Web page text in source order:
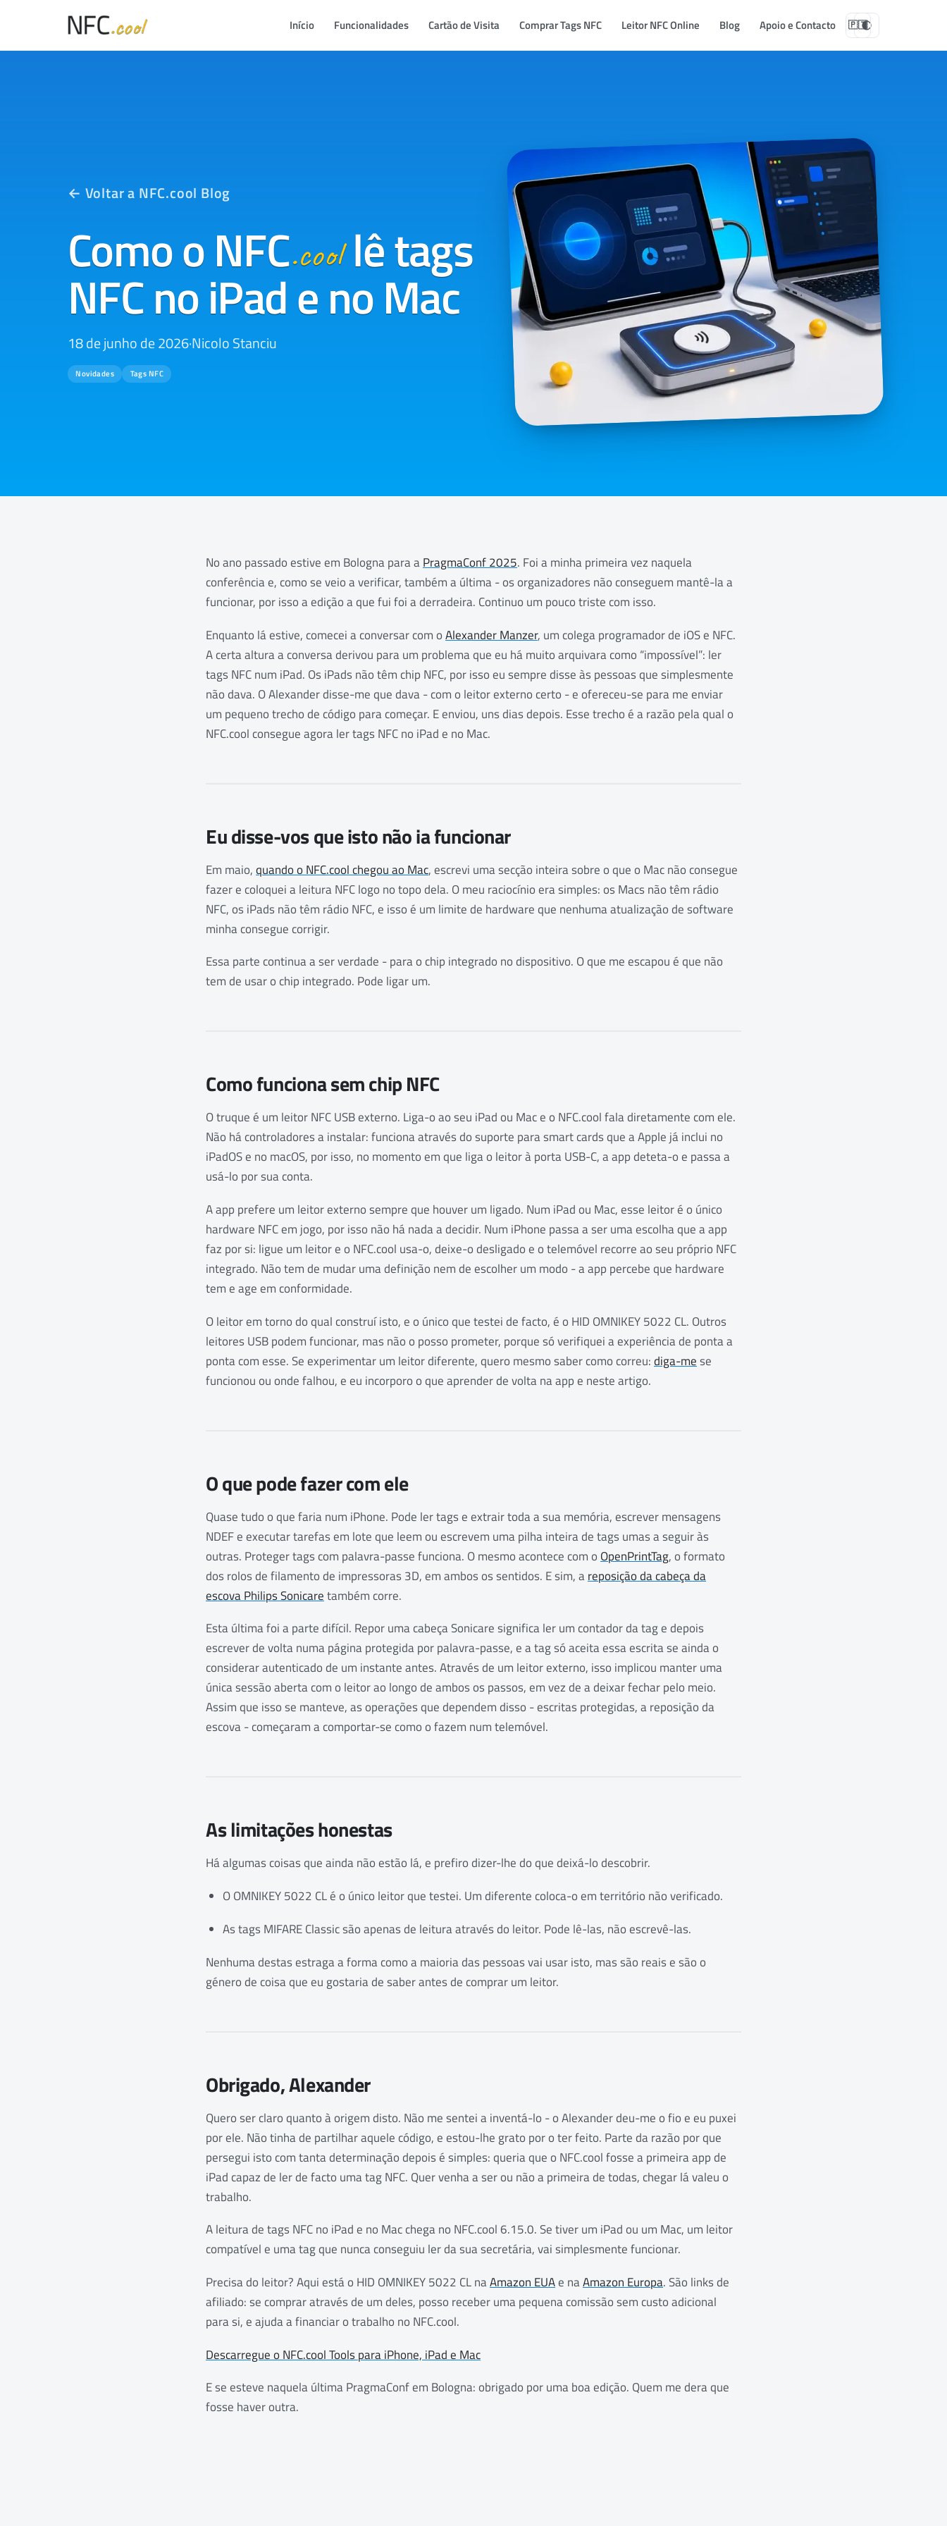
Início Funcionalidades Cartão de Visita Comprar Tags NFC Leitor NFC Online Blog Apoio e Contacto 🇵🇹
← Voltar a NFC.cool Blog
Como oNFC.coollê tags
NFC no iPad e no Mac
18 de junho de 2026·Nicolo Stanciu
Novidades Tags NFC
No ano passado estive em Bologna para aPragmaConf 2025. Foi a minha primeira vez naquela
conferência e, como se veio a verificar, também a última - os organizadores não conseguem mantê-la a
funcionar, por isso a edição a que fui foi a derradeira. Continuo um pouco triste com isso.
Enquanto lá estive, comecei a conversar com oAlexander Manzer, um colega programador de iOS e NFC.
A certa altura a conversa derivou para um problema que eu há muito arquivara como “impossível”: ler
tags NFC num iPad. Os iPads não têm chip NFC, por isso eu sempre disse às pessoas que simplesmente
não dava. O Alexander disse-me que dava - com o leitor externo certo - e ofereceu-se para me enviar
um pequeno trecho de código para começar. E enviou, uns dias depois. Esse trecho é a razão pela qual o
NFC.cool consegue agora ler tags NFC no iPad e no Mac.
Eu disse-vos que isto não ia funcionar
Em maio,quando o NFC.cool chegou ao Mac, escrevi uma secção inteira sobre o que o Mac não consegue
fazer e coloquei a leitura NFC logo no topo dela. O meu raciocínio era simples: os Macs não têm rádio
NFC, os iPads não têm rádio NFC, e isso é um limite de hardware que nenhuma atualização de software
minha consegue corrigir.
Essa parte continua a ser verdade - para o chip integrado no dispositivo. O que me escapou é que não
tem de usar o chip integrado. Pode ligar um.
Como funciona sem chip NFC
O truque é um leitor NFC USB externo. Liga-o ao seu iPad ou Mac e o NFC.cool fala diretamente com ele.
Não há controladores a instalar: funciona através do suporte para smart cards que a Apple já inclui no
iPadOS e no macOS, por isso, no momento em que liga o leitor à porta USB-C, a app deteta-o e passa a
usá-lo por sua conta.
A app prefere um leitor externo sempre que houver um ligado. Num iPad ou Mac, esse leitor é o único
hardware NFC em jogo, por isso não há nada a decidir. Num iPhone passa a ser uma escolha que a app
faz por si: ligue um leitor e o NFC.cool usa-o, deixe-o desligado e o telemóvel recorre ao seu próprio NFC
integrado. Não tem de mudar uma definição nem de escolher um modo - a app percebe que hardware
tem e age em conformidade.
O leitor em torno do qual construí isto, e o único que testei de facto, é o HID OMNIKEY 5022 CL. Outros
leitores USB podem funcionar, mas não o posso prometer, porque só verifiquei a experiência de ponta a
ponta com esse. Se experimentar um leitor diferente, quero mesmo saber como correu:diga-mese
funcionou ou onde falhou, e eu incorporo o que aprender de volta na app e neste artigo.
O que pode fazer com ele
Quase tudo o que faria num iPhone. Pode ler tags e extrair toda a sua memória, escrever mensagens
NDEF e executar tarefas em lote que leem ou escrevem uma pilha inteira de tags umas a seguir às
outras. Proteger tags com palavra-passe funciona. O mesmo acontece com o OpenPrintTag, o formato
dos rolos de filamento de impressoras 3D, em ambos os sentidos. E sim, areposição da cabeça da
escova Philips Sonicaretambém corre.
Esta última foi a parte difícil. Repor uma cabeça Sonicare significa ler um contador da tag e depois
escrever de volta numa página protegida por palavra-passe, e a tag só aceita essa escrita se ainda o
considerar autenticado de um instante antes. Através de um leitor externo, isso implicou manter uma
única sessão aberta com o leitor ao longo de ambos os passos, em vez de a deixar fechar pelo meio.
Assim que isso se manteve, as operações que dependem disso - escritas protegidas, a reposição da
escova - começaram a comportar-se como o fazem num telemóvel.
As limitações honestas
Há algumas coisas que ainda não estão lá, e prefiro dizer-lhe do que deixá-lo descobrir.
O OMNIKEY 5022 CL é o único leitor que testei. Um diferente coloca-o em território não verificado.
As tags MIFARE Classic são apenas de leitura através do leitor. Pode lê-las, não escrevê-las.
Nenhuma destas estraga a forma como a maioria das pessoas vai usar isto, mas são reais e são o
género de coisa que eu gostaria de saber antes de comprar um leitor.
Obrigado, Alexander
Quero ser claro quanto à origem disto. Não me sentei a inventá-lo - o Alexander deu-me o fio e eu puxei
por ele. Não tinha de partilhar aquele código, e estou-lhe grato por o ter feito. Parte da razão por que
persegui isto com tanta determinação depois é simples: queria que o NFC.cool fosse a primeira app de
iPad capaz de ler de facto uma tag NFC. Quer venha a ser ou não a primeira de todas, chegar lá valeu o
trabalho.
A leitura de tags NFC no iPad e no Mac chega no NFC.cool 6.15.0. Se tiver um iPad ou um Mac, um leitor
compatível e uma tag que nunca conseguiu ler da sua secretária, vai simplesmente funcionar.
Precisa do leitor? Aqui está o HID OMNIKEY 5022 CL naAmazon EUAe naAmazon Europa. São links de
afiliado: se comprar através de um deles, posso receber uma pequena comissão sem custo adicional
para si, e ajuda a financiar o trabalho no NFC.cool.
Descarregue o NFC.cool Tools para iPhone, iPad e Mac
E se esteve naquela última PragmaConf em Bologna: obrigado por uma boa edição. Quem me dera que
fosse haver outra.